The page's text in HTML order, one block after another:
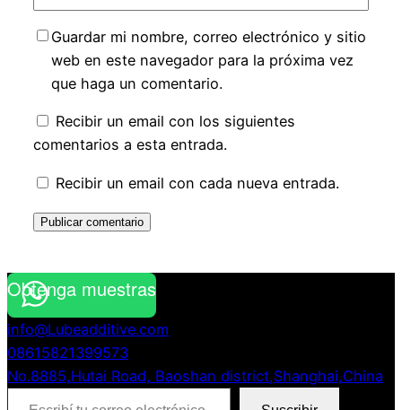
Guardar mi nombre, correo electrónico y sitio
web en este navegador para la próxima vez
que haga un comentario.
Recibir un email con los siguientes
comentarios a esta entrada.
Recibir un email con cada nueva entrada.
Obtenga muestras
info@Lubeadditive.com
08615821399573
No.8885,Hutai Road, Baoshan district,Shanghai,China
Escribí tu correo electrónico…